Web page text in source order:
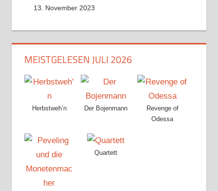
13. November 2023
MEISTGELESEN JULI 2026
Herbstweh’n Der Bojenmann
Revenge of
Odessa
Quartett